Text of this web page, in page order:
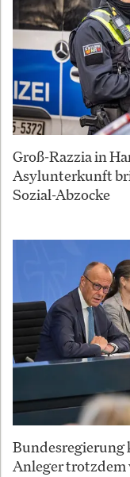
Groß-Razzia in
Asylunterkunft
Sozial-Abzocke
Bundesregierung
Anleger trotzdem